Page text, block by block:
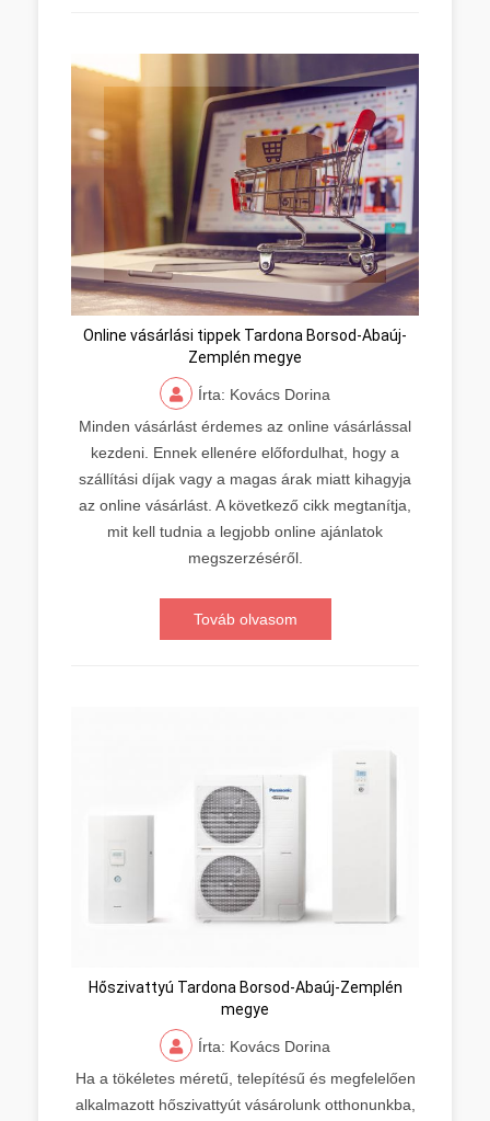
Online vásárlási tippek Tardona Borsod-Abaúj-
Zemplén megye
Írta: Kovács Dorina
Minden vásárlást érdemes az online vásárlással
kezdeni. Ennek ellenére előfordulhat, hogy a
szállítási díjak vagy a magas árak miatt kihagyja
az online vásárlást. A következő cikk megtanítja,
mit kell tudnia a legjobb online ajánlatok
megszerzéséről.
Továb olvasom
Hőszivattyú Tardona Borsod-Abaúj-Zemplén
megye
Írta: Kovács Dorina
Ha a tökéletes méretű, telepítésű és megfelelően
alkalmazott hőszivattyút vásárolunk otthonunkba,